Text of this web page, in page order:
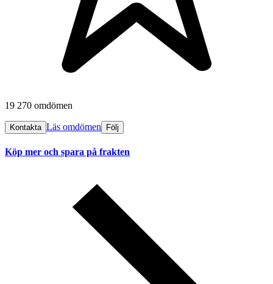
19 270 omdömen
Kontakta Läs omdömen Följ
Köp mer och spara på frakten